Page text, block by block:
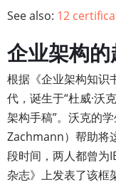
See also: 12
企业架构的
根据《企业架构知识
代，诞生于“杜威·沃
架构手稿”。沃克的
Zachmann）帮助将
段时间，两人都曾为
杂志》上发表了该框